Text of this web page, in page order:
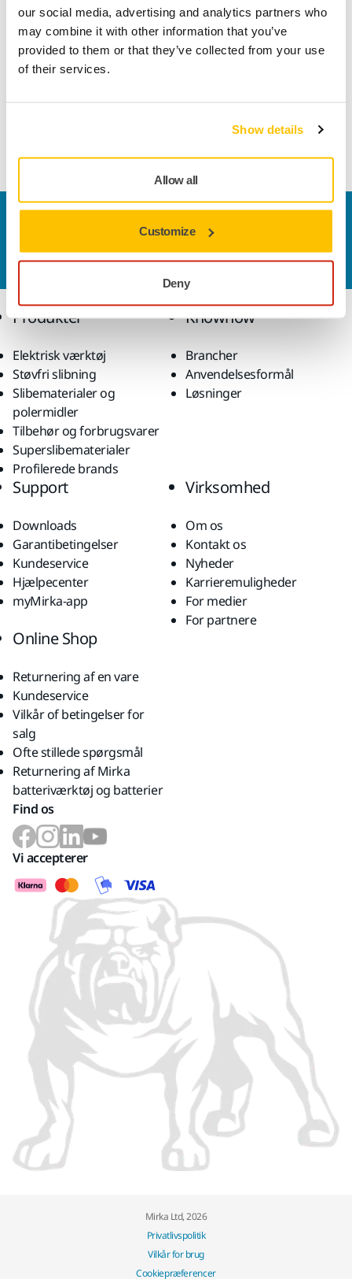
our social media, advertising and analytics partners who
may combine it with other information that you’ve
provided to them or that they’ve collected from your use
of their services.
Show details
Allow all
Customize
Deny
Længde 250 mm
Vil du gerne vide mere?Kontakt os,
ekspertsupportteam besvare dine spørgsmål.
Produkter
Elektrisk værktøj
Støvfri slibning
Slibematerialer og
polermidler
Tilbehør og forbrugsvarer
Superslibematerialer
Profilerede brands
Knowhow
Brancher
Anvendelsesformål
Løsninger
Support
Downloads
Garantibetingelser
Kundeservice
Hjælpecenter
myMirka-app
Virksomhed
Om os
Kontakt os
Nyheder
Karrieremuligheder
For medier
For partnere
Online Shop
Returnering af en vare
Kundeservice
Vilkår of betingelser for
salg
Ofte stillede spørgsmål
Returnering af Mirka
batteriværktøj og batterier
Find os
Vi accepterer
Mirka Ltd, 2026
Privatlivspolitik
Vilkår for brug
Cookiepræferencer